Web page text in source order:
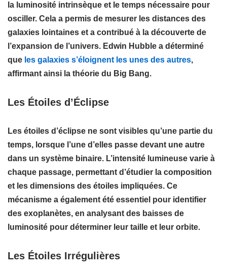
la luminosité intrinsèque et le temps nécessaire pour
osciller. Cela a permis de mesurer les distances des
galaxies lointaines et a contribué à la découverte de
l’expansion de l’univers. Edwin Hubble a déterminé
que les galaxies s’éloignent les unes des autres,
affirmant ainsi la théorie du Big Bang.
Les Étoiles d’Éclipse
Les étoiles d’éclipse ne sont visibles qu’une partie du
temps, lorsque l’une d’elles passe devant une autre
dans un système binaire. L’intensité lumineuse varie à
chaque passage, permettant d’étudier la composition
et les dimensions des étoiles impliquées. Ce
mécanisme a également été essentiel pour identifier
des exoplanètes, en analysant des baisses de
luminosité pour déterminer leur taille et leur orbite.
Les Étoiles Irrégulières